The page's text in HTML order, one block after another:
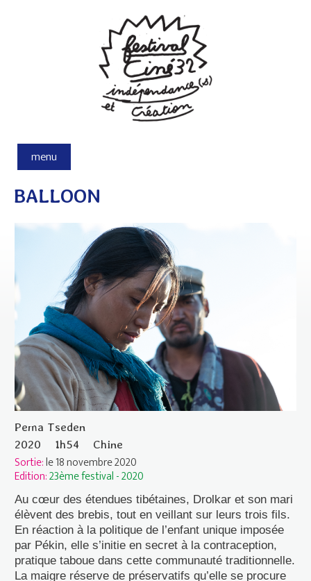
menu
BALLOON
Pema Tseden
2020
1h54 Chine
Sortie:le 18 novembre 2020
Edition:23ème festival - 2020
Au cœur des étendues tibétaines, Drolkar et son mari
élèvent des brebis, tout en veillant sur leurs trois fils.
En réaction à la politique de l’enfant unique imposée
par Pékin, elle s’initie en secret à la contraception,
pratique taboue dans cette communauté traditionnelle.
La maigre réserve de préservatifs qu’elle se procure